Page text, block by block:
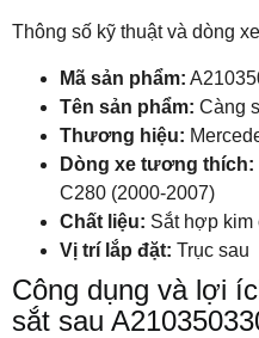
Thông số kỹ thuật và dòng
Mã sản phẩm:
Tên sản phẩm: Càng
Thương hiệu:
Dòng xe tương thích:
C280 (2000-2007)
Chất liệu: Sắt hợp kim
Vị trí lắp đặt: Trục sau
Công dụng và lợi
sắt sau